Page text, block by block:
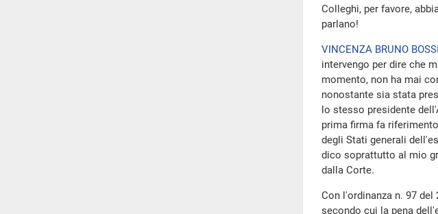
Colleghi, per favore,
parlano!
VINCENZA BRUNO
intervengo per dire che
momento, non ha mai
nonostante sia stata
lo stesso presidente
prima firma fa
degli Stati generali
dico soprattutto al mio
dalla Corte.
Con l'ordinanza n. 97
secondo cui la pena